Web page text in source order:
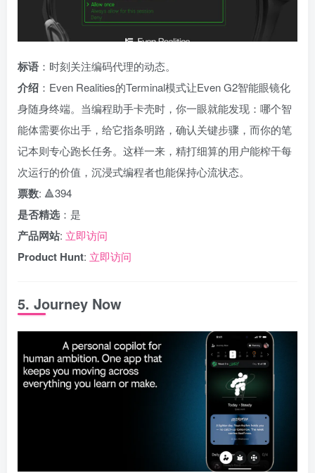
标语 ：时刻关注编码代理的动态。
介绍 ：Even Realities的Terminal模式让Even G2智能眼镜化
身随身终端。当编程助手卡壳时，你一眼就能发现：哪个智
能体需要你出手，给它指条明路，确认关键步骤，而你的笔
记本则专心跑长任务。这样一来，精打细算的用户能榨干每
次运行的价值，沉浸式编程者也能保持心流状态。
票数: 🔺394
是否精选 ：是
产品网站: 立即访问
Product Hunt: 立即访问
5. Journey Now